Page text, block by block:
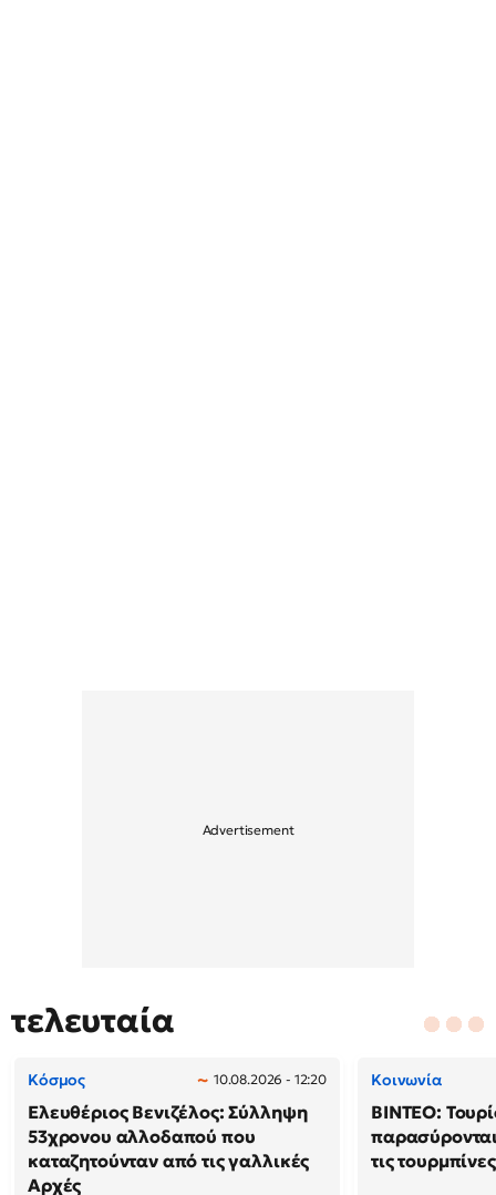
τελευταία
Κόσμος 10.08.2026 - 12:20
Ελευθέριος Βενιζέλος: Σύλληψη
53χρονου αλλοδαπού που
καταζητούνταν από τις γαλλικές
Αρχές
Κοινωνία
ΒΙΝΤΕΟ:
τις